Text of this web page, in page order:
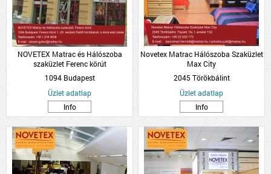
NOVETEX Matrac és Hálószoba
szaküzlet Ferenc körút
1094 Budapest
Üzlet adatlap
Info
Novetex Matrac Hálószoba Szaküzlet
Max City
2045 Törökbálint
Üzlet adatlap
Info